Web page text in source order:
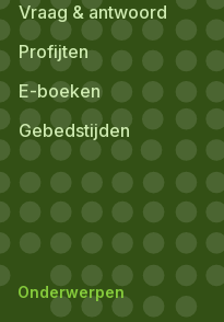
Vraag & antwoord
Profijten
E-boeken
Gebedstijden
Onderwerpen